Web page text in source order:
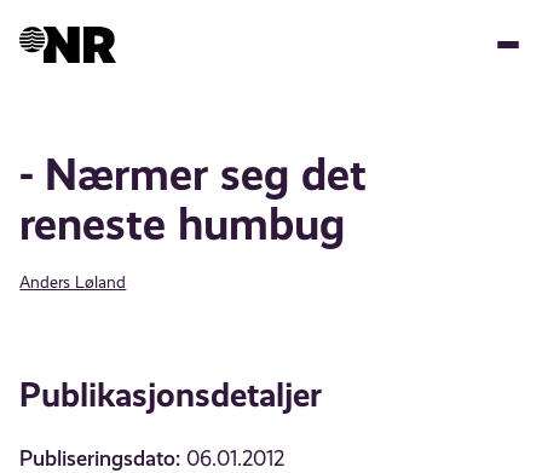
- Nærmer seg det
reneste humbug
Anders Løland
Publikasjonsdetaljer
Publiseringsdato: 06.01.2012